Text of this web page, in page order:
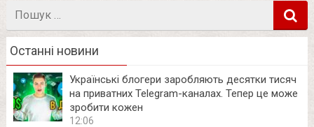
Останні новини
Українські блогери заробляють десятки тисяч
на приватних Telegram-каналах. Тепер це може
зробити кожен
12:06